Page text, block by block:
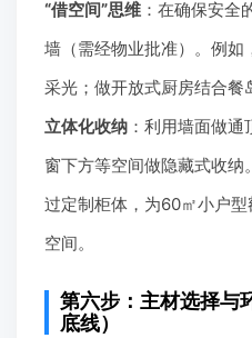
“借空间”思维 ：在确保安全
墙（需经物业批准）。例如
采光；做开放式厨房结合餐
立体化收纳 ：利用墙面做
窗下方等空间做隐藏式收纳。
过定制柜体，为60㎡小户
空间。
第六步：主材选择与
底线）